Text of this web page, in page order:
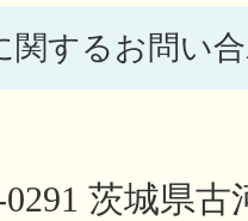
関するお問い
茨城県